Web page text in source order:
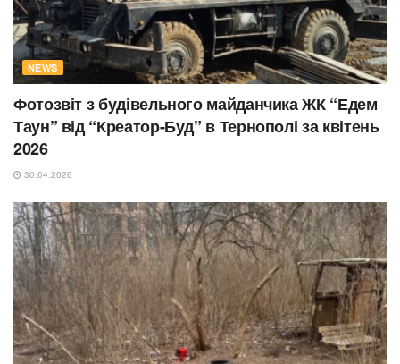
NEWS
Фотозвіт з будівельного майданчика ЖК “Едем
Таун” від “Креатор-Буд” в Тернополі за квітень
2026
30.04.2026